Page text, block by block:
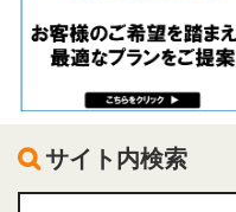
サイト内検索